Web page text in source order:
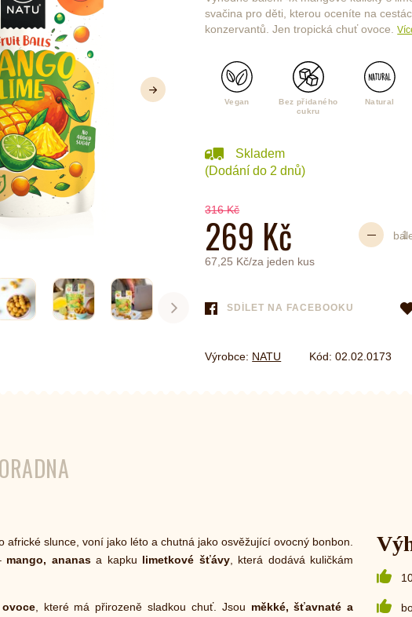
Porcované
Sypané
Láhve
Kokosové nádobí
Další
Další
svačina pro děti, kterou oceníte na
konzervantů. Jen tropická chuť ovoce.
Vegan
Bez přidaného
cukru
Natural
Skladem
(Dodání do 2 dnů)
316 Kč
269 Kč
67,25 Kč/za jeden kus
SDÍLET NA FACEBOOKU
Výrobce: NATU Kód:02.02.0173
africké slunce, voní jako léto a chutná jako osvěžující ovocný bonbon.
mango, ananasa kapku limetkové šťávy, která dodává kuličkám
, které má přirozeně sladkou chuť. Jsou měkké, šťavnaté a